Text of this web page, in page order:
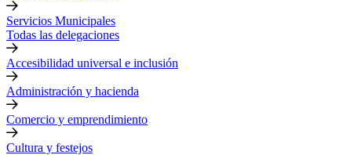
Servicios Municipales
Todas las delegaciones
Accesibilidad universal e inclusión
Administración y hacienda
Comercio y emprendimiento
Cultura y festejos